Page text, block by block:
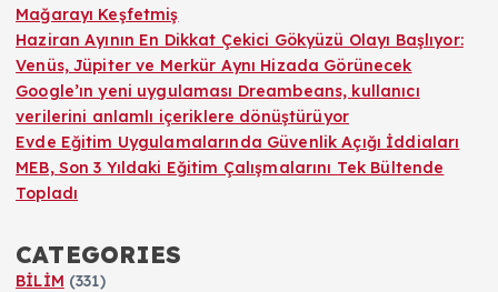
Mağarayı Keşfetmiş
Haziran Ayının En Dikkat Çekici Gökyüzü Olayı Başlıyor:
Venüs, Jüpiter ve Merkür Aynı Hizada Görünecek
Google’ın yeni uygulaması Dreambeans, kullanıcı
verilerini anlamlı içeriklere dönüştürüyor
Evde Eğitim Uygulamalarında Güvenlik Açığı İddiaları
MEB, Son 3 Yıldaki Eğitim Çalışmalarını Tek Bültende
Topladı
CATEGORIES
BİLİM (331)